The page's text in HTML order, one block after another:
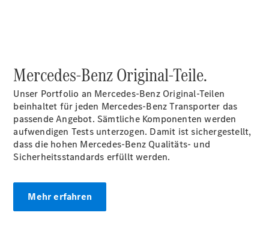
Transporter
Highlights
Leasing
Privatkunden
Leasing
Gewerbekunden
Finanzierung
Privatkunden
Gewerbekunden
Mercedes-
Benz
Mercedes-Benz Original-Teile.
Unser Portfolio an Mercedes-Benz Original-Teilen
beinhaltet für jeden Mercedes-Benz Transporter das
passende Angebot. Sämtliche Komponenten werden
aufwendigen Tests unterzogen. Damit ist sichergestellt,
dass die hohen Mercedes-Benz Qualitäts- und
Sicherheitsstandards erfüllt werden.
Mehr erfahren